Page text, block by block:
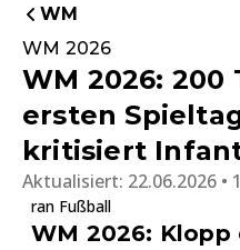
WM
WM 2026
WM 2026: 200
ersten
kritisiert
Aktualisiert: 22.06.2026 •
ran Fußball
WM 2026: